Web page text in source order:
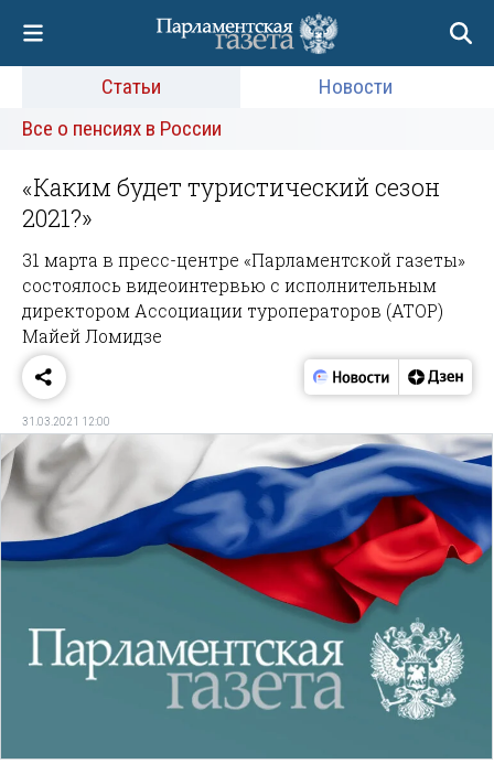
Статьи
Новости
Все о пенсиях в России
«Каким будет туристический сезон
2021?»
31 марта в пресс-центре «Парламентской газеты»
состоялось видеоинтервью с исполнительным
директором Ассоциации туроператоров (АТОР)
Майей Ломидзе
31.03.2021 12:00